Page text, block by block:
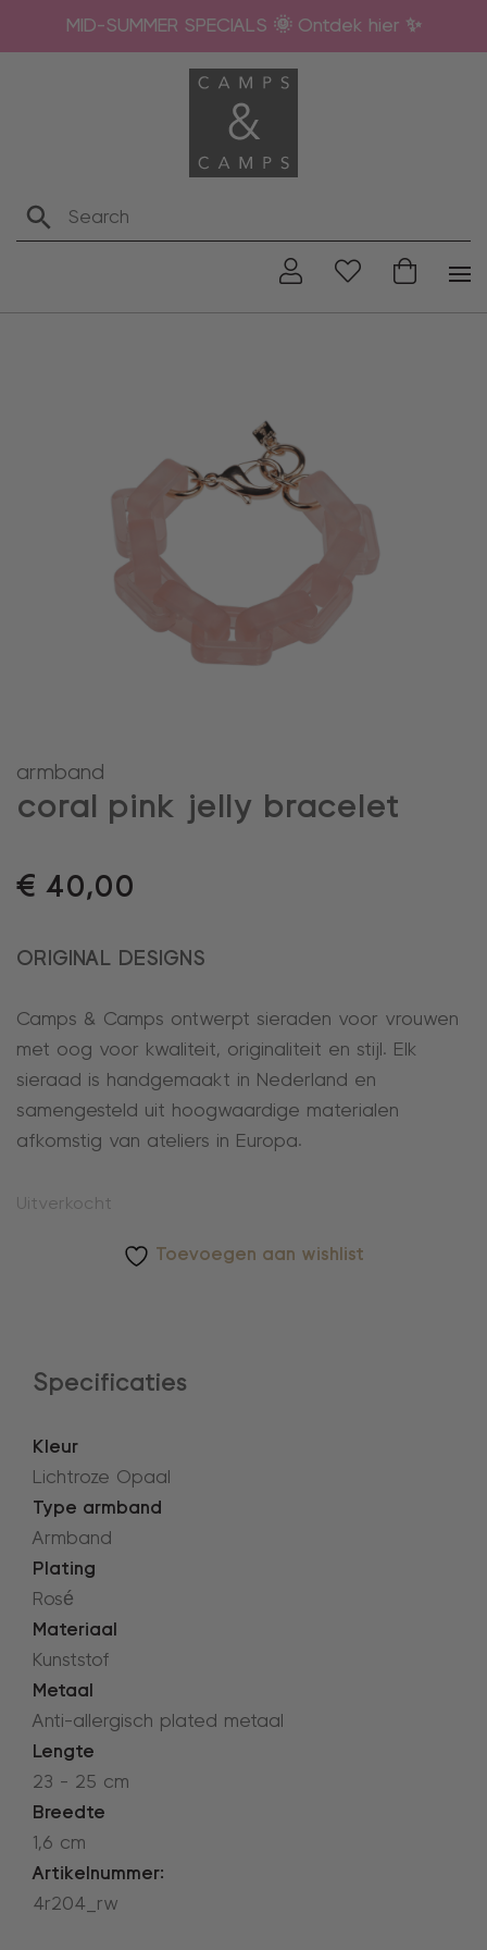
MID-SUMMER SPECIALS 🌞 Ontdek hier ✨
armband
coral pink jelly bracelet
€ 40,00
ORIGINAL DESIGNS
Camps & Camps ontwerpt sieraden voor vrouwen
met oog voor kwaliteit, originaliteit en stijl. Elk
sieraad is handgemaakt in Nederland en
samengesteld uit hoogwaardige materialen
afkomstig van ateliers in Europa.
Uitverkocht
Toevoegen aan wishlist
Specificaties
Kleur
Lichtroze Opaal
Type armband
Armband
Plating
Rosé
Materiaal
Kunststof
Metaal
Anti-allergisch plated metaal
Lengte
23 - 25 cm
Breedte
1,6 cm
Artikelnummer:
4r204_rw